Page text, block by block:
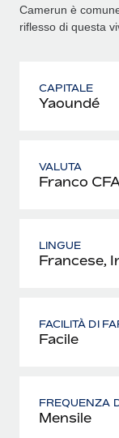
Camerun è
riflesso di questa
CAPITALE
Yaoundé
VALUTA
Franco
LINGUE
Francese,
FACILITÀ DI
Facile
FREQUENZA
Mensile